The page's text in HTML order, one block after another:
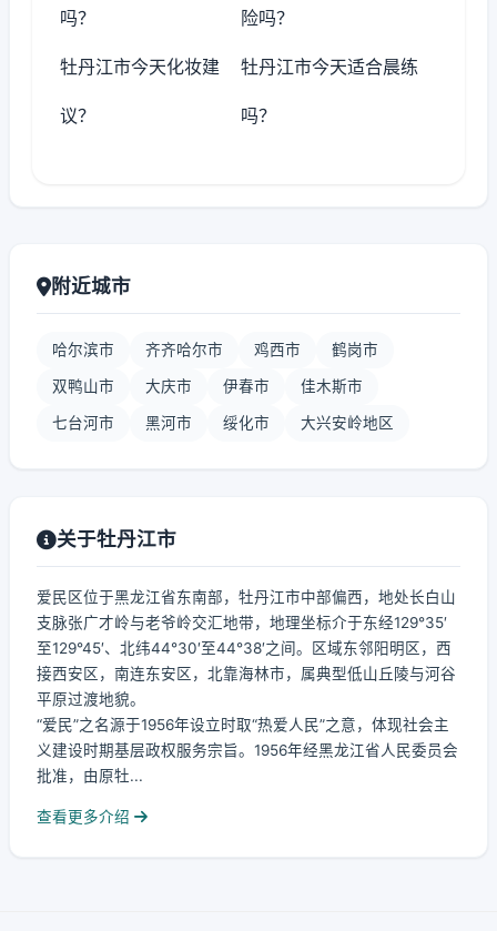
吗？ 险吗？
牡丹江市今天化妆建
议？
牡丹江市今天适合晨练
吗？
附近城市
哈尔滨市 齐齐哈尔市 鸡西市 鹤岗市
双鸭山市 大庆市 伊春市 佳木斯市
七台河市 黑河市 绥化市 大兴安岭地区
关于牡丹江市
爱民区位于黑龙江省东南部，牡丹江市中部偏西，地处长白山
支脉张广才岭与老爷岭交汇地带，地理坐标介于东经129°35′
至129°45′、北纬44°30′至44°38′之间。区域东邻阳明区，西
接西安区，南连东安区，北靠海林市，属典型低山丘陵与河谷
平原过渡地貌。
“爱民”之名源于1956年设立时取“热爱人民”之意，体现社会主
义建设时期基层政权服务宗旨。1956年经黑龙江省人民委员会
批准，由原牡...
查看更多介绍